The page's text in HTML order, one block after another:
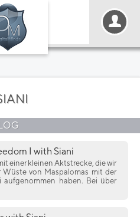
I with Siani
einer kleinen Aktstrecke, die wir
Wüste von Maspalomas mit der
aufgenommen haben. Bei über